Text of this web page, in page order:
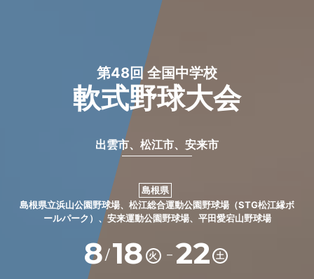
第48回 全国中学校
軟式野球大会
出雲市、松江市、安来市
島根県
島根県立浜山公園野球場、松江総合運動公園野球場（STG松江縁ボ
ールパーク）、安来運動公園野球場、平田愛宕山野球場
8/18 火 － 22 土